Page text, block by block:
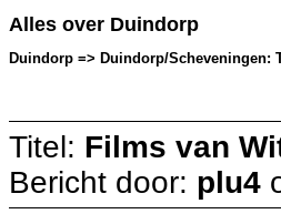
Alles over Duindorp
Duindorp => Duindorp/Scheveningen:
Titel: Films van
Bericht door: plu4